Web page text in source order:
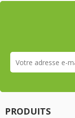
PRODUITS